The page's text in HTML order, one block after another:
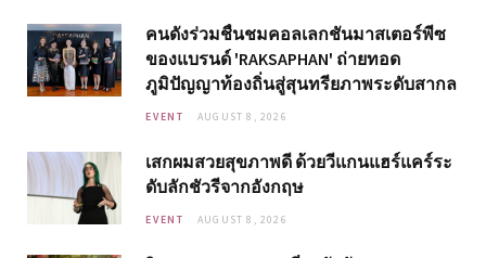
คนดังร่วมชื่นชมคอลเลกชันมาสเตอร์พีซ
ของแบรนด์ 'RAKSAPHAN' ถ่ายทอด
ภูมิปัญญาท้องถิ่นสู่สุนทรียภาพระดับสากล
EVENT AUGUST 8, 2026
เสกผมสวยสุขภาพดี ด้วยวีแกนแฮร์แคร์ระ
ดับลักชัวรีจากอังกฤษ
EVENT AUGUST 8, 2026